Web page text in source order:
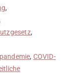
,
,
, COVID-